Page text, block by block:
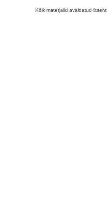
Kõik materjalid avaldatud